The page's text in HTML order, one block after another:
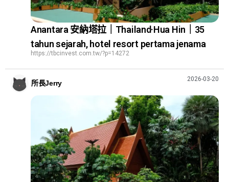
Anantara 安納塔拉｜Thailand·Hua Hin｜35
tahun sejarah, hotel resort pertama jenama
https://tbcinvest.com.tw/?p=14272
所長Jerry
2026-03-20